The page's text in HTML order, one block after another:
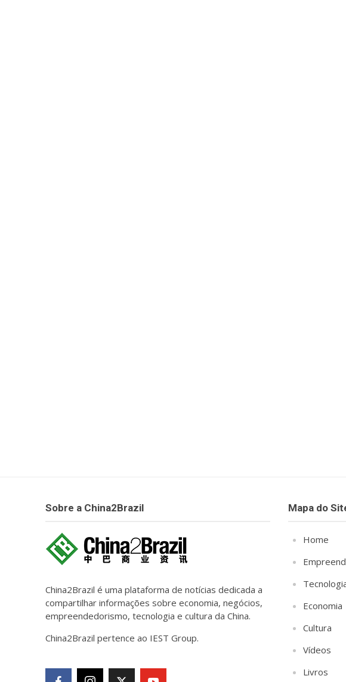
Sobre a China2Brazil
China2Brazil é uma plataforma de notícias dedicada a
compartilhar informações sobre economia, negócios,
empreendedorismo, tecnologia e cultura da China.
China2Brazil pertence ao IEST Group.
Mapa do
Home
Economia
Cultura
Vídeos
Livros